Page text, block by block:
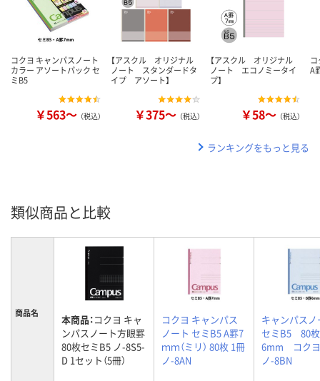
コクヨ キャンパスノート
カラー アソートパック セ
ミB5
￥563～ （税込）
【アスクル オリジナル
ノート スタンダードタ
イプ アソート】
￥375～ （税込）
【アスクル オリジナル
ノート エコノミータイ
プ】
￥58～ （税込）
A
ランキングをもっと見る
類似商品と比較
商品名 本商品：コクヨ キャ
ンパスノート方眼罫
80枚セミB5 ノ-8S5-
D 1セット（5冊）
コクヨ キャンパス
ノート セミB5 A罫7
ｍｍ（ミリ） 80枚 1冊
ノ-8AN
キャンパス
セミB5 80
6mm コク
ノ-8BN